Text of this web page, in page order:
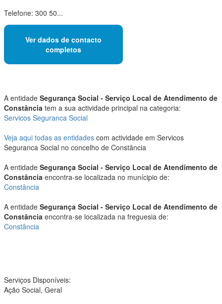
Telefone: 300 50...
Ver dados de contacto
completos
A entidade Segurança Social - Serviço Local de Atendimento de
Constância tem a sua actividade principal na categoria:
Servicos Seguranca Social
Veja aqui todas as entidades com actividade em Servicos
Seguranca Social no concelho de Constância
A entidade Segurança Social - Serviço Local de Atendimento de
Constância encontra-se localizada no munícipio de:
Constância
A entidade Segurança Social - Serviço Local de Atendimento de
Constância encontra-se localizada na freguesia de:
Constância
Serviços Disponíveis:
Ação Social, Geral